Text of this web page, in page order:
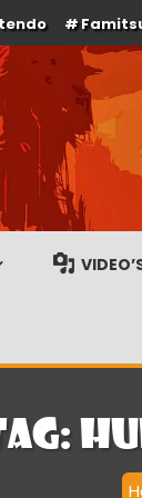
gameplay